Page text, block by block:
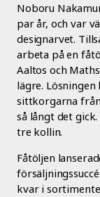
Noboru
par år, och var
designarvet.
arbeta på en
Aaltos och
lägre.
sittkorgarna
så långt det
tre kollin.
Fåtöljen
kvar i